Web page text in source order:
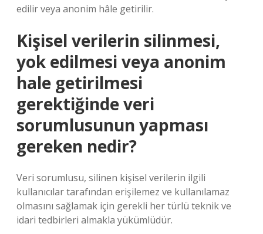
edilir veya anonim hâle getirilir.
Kişisel verilerin silinmesi,
yok edilmesi veya anonim
hale getirilmesi
gerektiğinde veri
sorumlusunun yapması
gereken nedir?
Veri sorumlusu, silinen kişisel verilerin ilgili
kullanıcılar tarafından erişilemez ve kullanılamaz
olmasını sağlamak için gerekli her türlü teknik ve
idari tedbirleri almakla yükümlüdür.